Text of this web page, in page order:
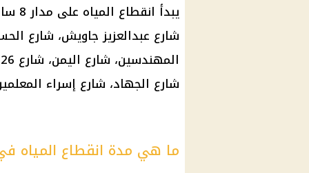
يبدأ انقطاع المياه
شارع عبدالعزيز جاويش، شارع
المهندسين، شارع اليمن
شارع الجهاد، شارع إسراء
ما هي مدة انقطاع المياه